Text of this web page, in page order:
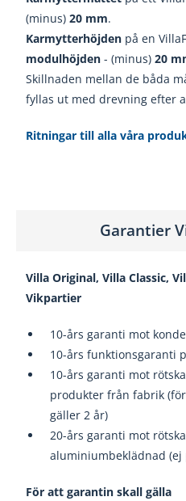
(minus)20 mm.
Karmytterhöjden på en
modulhöjden- (minus)20
Skillnaden mellan de båda
fyllas ut med drevning efter
Ritningar till alla våra
Garantier
Villa Original, Villa Classic,
Vikpartier
10-års garanti mot
10-års funktionsgaranti
10-års garanti mot
produkter från fabrik
gäller 2 år)
20-års garanti mot
aluminiumbeklädnad (ej
För att garantin skall gälla